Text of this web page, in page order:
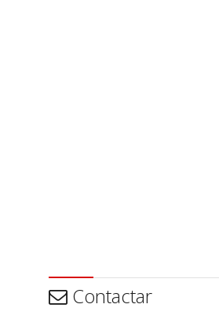
Contactar